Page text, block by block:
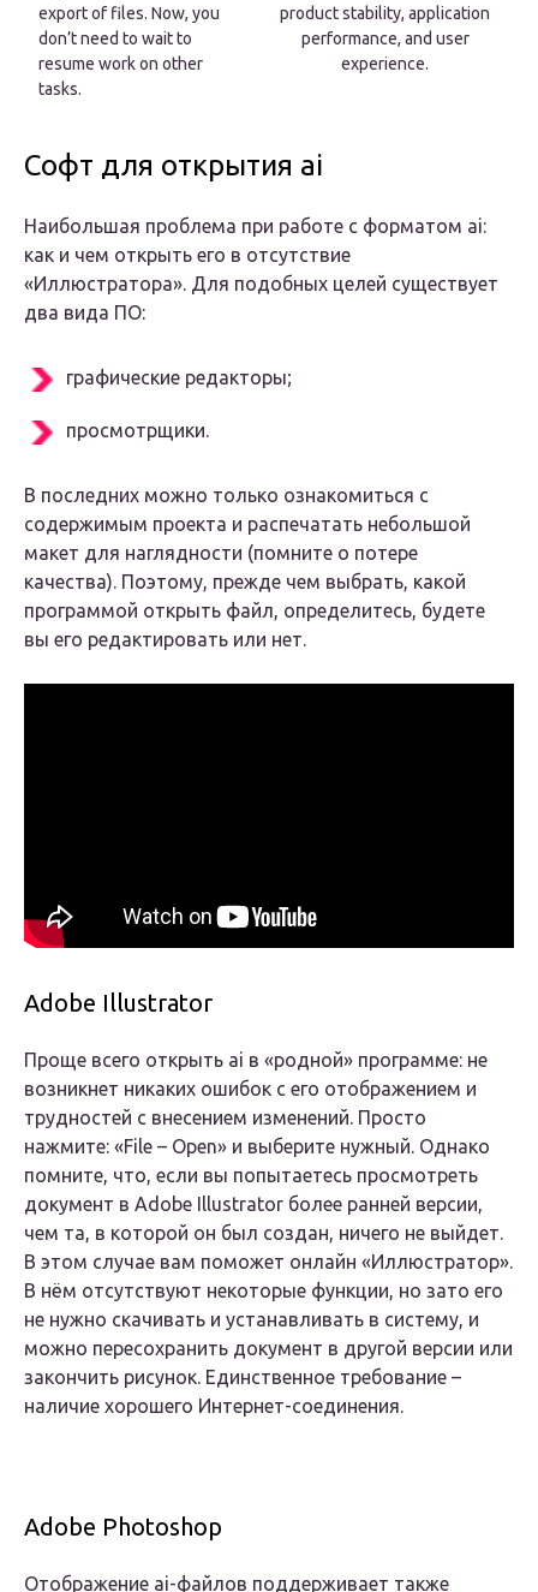
export of files. Now, you
don’t need to wait to
resume work on other
tasks.
product stability, application
performance, and user
experience.
Софт для открытия ai
Наибольшая проблема при работе с форматом ai:
как и чем открыть его в отсутствие
«Иллюстратора». Для подобных целей существует
два вида ПО:
графические редакторы;
просмотрщики.
В последних можно только ознакомиться с
содержимым проекта и распечатать небольшой
макет для наглядности (помните о потере
качества). Поэтому, прежде чем выбрать, какой
программой открыть файл, определитесь, будете
вы его редактировать или нет.
Adobe Illustrator
Проще всего открыть ai в «родной» программе: не
возникнет никаких ошибок с его отображением и
трудностей с внесением изменений. Просто
нажмите: «File – Open» и выберите нужный. Однако
помните, что, если вы попытаетесь просмотреть
документ в Adobe Illustrator более ранней версии,
чем та, в которой он был создан, ничего не выйдет.
В этом случае вам поможет онлайн «Иллюстратор».
В нём отсутствуют некоторые функции, но зато его
не нужно скачивать и устанавливать в систему, и
можно пересохранить документ в другой версии или
закончить рисунок. Единственное требование –
наличие хорошего Интернет-соединения.
Adobe Photoshop
Отображение ai-файлов поддерживает также